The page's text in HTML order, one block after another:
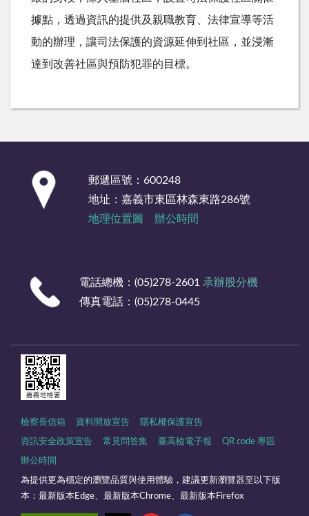
據點，透過資訊的提供及親職教育、法律宣導等活
動的辦理，讓司法保護的資源延伸到社區，並浸漸
達到改善社區與預防犯罪的目標。
郵遞區號：600248
地址：嘉義市東區林森東路286號
地理位置圖
辦公時間
電話總機：(05)278-2601 承辦股分機
傳真電話：(05)278-0445
檢察長信箱 資料開放宣告 隱私權保護宣告
資訊安全政策宣告 常見問答集 臺高檢電子報 QR code 專區
辦公時間
為提供更為穩定的瀏覽品質與使用體驗，建議更新瀏覽器至以下版
本：最新版本Edge、最新版本Chrome、最新版本Firefox